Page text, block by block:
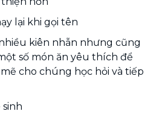
lại khi gọi tên
kiên nhẫn nhưng cũng
số món ăn yêu thích để
cho chúng học hỏi và tiếp